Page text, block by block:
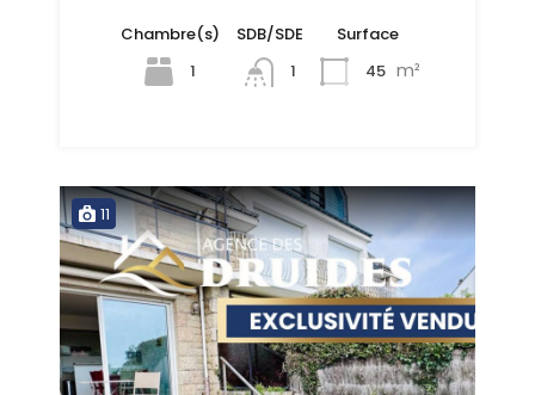
Chambre(s)
1
SDB/SDE
1
Surface
45 m²
11